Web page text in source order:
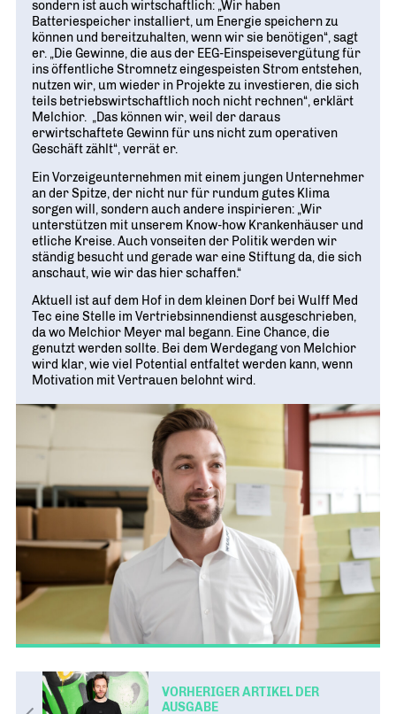
sondern ist auch wirtschaftlich: „Wir haben
Batteriespeicher installiert, um Energie speichern zu
können und bereitzuhalten, wenn wir sie benötigen“, sagt
er. „Die Gewinne, die aus der EEG-Einspeisevergütung für
ins öffentliche Stromnetz eingespeisten Strom entstehen,
nutzen wir, um wieder in Projekte zu investieren, die sich
teils betriebswirtschaftlich noch nicht rechnen“, erklärt
Melchior. „Das können wir, weil der daraus
erwirtschaftete Gewinn für uns nicht zum operativen
Geschäft zählt“, verrät er.
Ein Vorzeigeunternehmen mit einem jungen Unternehmer
an der Spitze, der nicht nur für rundum gutes Klima
sorgen will, sondern auch andere inspirieren: „Wir
unterstützen mit unserem Know-how Krankenhäuser und
etliche Kreise. Auch vonseiten der Politik werden wir
ständig besucht und gerade war eine Stiftung da, die sich
anschaut, wie wir das hier schaffen.“
Aktuell ist auf dem Hof in dem kleinen Dorf bei Wulff Med
Tec eine Stelle im Vertriebsinnendienst ausgeschrieben,
da wo Melchior Meyer mal begann. Eine Chance, die
genutzt werden sollte. Bei dem Werdegang von Melchior
wird klar, wie viel Potential entfaltet werden kann, wenn
Motivation mit Vertrauen belohnt wird.
VORHERIGER ARTIKEL DER
AUSGABE